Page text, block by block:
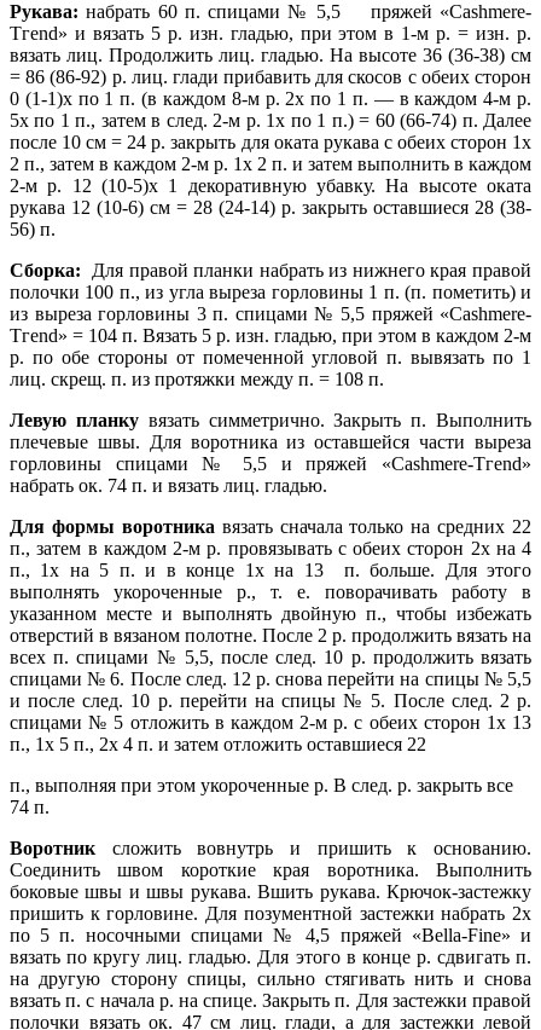
Рукава: набрать 60 п. спицами № 5,5 пряжей «Саshmere-
Тгеnd» и вязать 5 р. изн. гладью, при этом в 1-м р. = изн. р.
вязать лиц. Продолжить лиц. гладью. На высоте 36 (36-38) см
= 86 (86-92) р. лиц. глади прибавить для скосов с обеих сторон
0 (1-1)х по 1 п. (в каждом 8-м р. 2х по 1 п. — в каждом 4-м р.
5х по 1 п., затем в след. 2-м р. 1х по 1 п.) = 60 (66-74) п. Далее
после 10 см = 24 р. закрыть для оката рукава с обеих сторон 1х
2 п., затем в каждом 2-м р. 1х 2 п. и затем выполнить в каждом
2-м р. 12 (10-5)х 1 декоративную убавку. На высоте оката
рукава 12 (10-6) см = 28 (24-14) р. закрыть оставшиеся 28 (38-
56) п.
Сборка: Для правой планки набрать из нижнего края правой
полочки 100 п., из угла выреза горловины 1 п. (п. пометить) и
из выреза горловины 3 п. спицами № 5,5 пряжей «Саshmere-
Тгеnd» = 104 п. Вязать 5 р. изн. гладью, при этом в каждом 2-м
р. по обе стороны от помеченной угловой п. вывязать по 1
лиц. скрещ. п. из протяжки между п. = 108 п.
Левую планкувязать симметрично. Закрыть п. Выполнить
плечевые швы. Для воротника из оставшейся части выреза
горловины спицами № 5,5 и пряжей «Саshmere-Тгеnd»
набрать ок. 74 п. и вязать лиц. гладью.
Для формы воротникавязать сначала только на средних 22
п., затем в каждом 2-м р. провязывать с обеих сторон 2х на 4
п., 1х на 5 п. и в конце 1х на 13 п. больше. Для этого
выполнять укороченные р., т. е. поворачивать работу в
указанном месте и выполнять двойную п., чтобы избежать
отверстий в вязаном полотне. После 2 р. продолжить вязать на
всех п. спицами № 5,5, после след. 10 р. продолжить вязать
спицами № 6. После след. 12 р. снова перейти на спицы № 5,5
и после след. 10 р. перейти на спицы № 5. После след. 2 р.
спица­ми № 5 отложить в каждом 2-м р. с обеих сторон 1х 13
п., 1х 5 п., 2х 4 п. и затем отложить оставшиеся 22
п., выполняя при этом укороченные р. В след. р. закрыть все
74 п.
Во­ротниксложить вовнутрь и пришить к основанию.
Соединить швом ко­роткие края воротника. Выполнить
боковые швы и швы рукава. Вшить рукава. Крючок-застежку
пришить к горловине. Для позументной застеж­ки набрать 2х
по 5 п. носочными спицами № 4,5 пряжей «Bella-Fine» и
вязать по кругу лиц. гладью. Для этого в конце р. сдвигать п.
на другую сторону спицы, сильно стягивать нить и снова
вязать п. с начала р. на спице. Закрыть п. Для застежки правой
полочки вязать ок. 47 см лиц. глади, а для застежки левой